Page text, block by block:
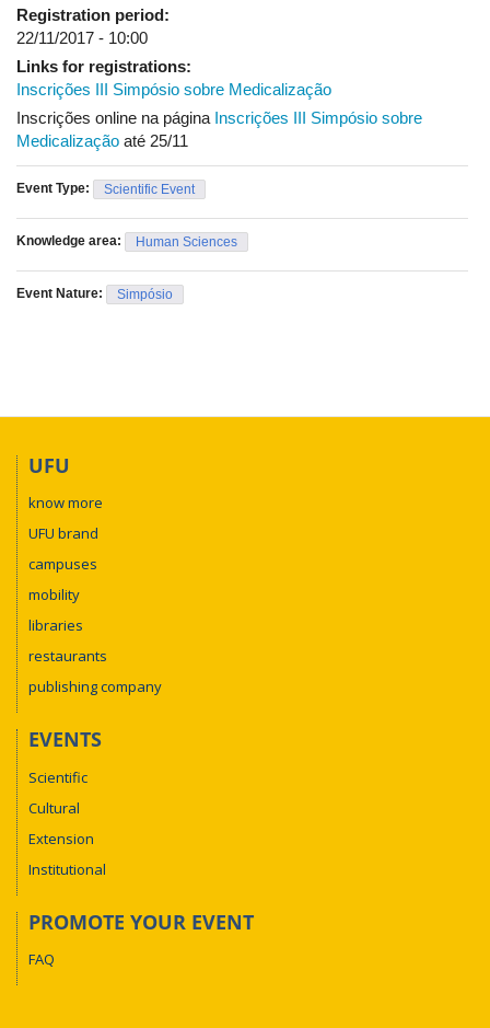
Estudante de Pedagogia da Faced-UFBA, membro do Fórum
sobre Medicalização da Educação e da Sociedade, do Instituto
Brasileiro de Transmasculinidade (IBRAT), BA e dos coletivos
Educações na Roda, De Transs Pra Frente e do comitê local
em Defesa da Educação Pública.
Registration period:
22/11/2017 - 10:00
Links for registrations:
Inscrições III Simpósio sobre Medicalização
Inscrições online na página Inscrições III Simpósio sobre
Medicalização até 25/11
Event Type: Scientific Event
Knowledge area: Human Sciences
Event Nature: Simpósio
UFU
know more
UFU brand
campuses
mobility
libraries
restaurants
publishing company
EVENTS
Scientific
Cultural
Extension
Institutional
PROMOTE YOUR EVENT
FAQ